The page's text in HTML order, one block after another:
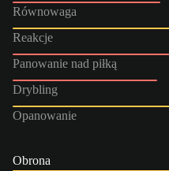
Równowaga
Reakcje
Panowanie nad piłką
Drybling
Opanowanie
Obrona